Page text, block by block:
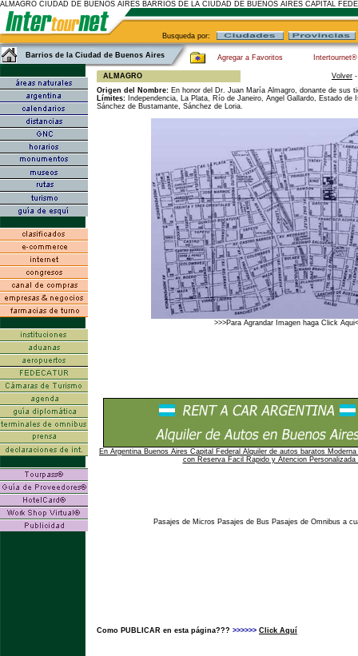
ALMAGRO CIUDAD DE BUENOS AIRES BARRIOS DE LA CIUDAD DE BUENOS AIRES CAPITAL
Busqueda por:
Barrios de la Ciudad de Buenos Aires Agregar a Favoritos
ALMAGRO Volver
Origen del Nombre: En honor del Dr. Juan María Almagro, donante de sus
Límites: Independencia, La Plata, Río de Janeiro, Angel Gallardo, Estado
Sánchez de Bustamante, Sánchez de Loria.
>>>Para Agrandar Imagen haga Click
En Argentina Buenos Aires Capital Federal Alquiler de autos baratos
con Reserva Facil Rapido y Atencion Personalizada
Pasajes de Micros Pasajes de Bus Pasajes de Omnibus a
Como PUBLICAR en esta página??? >>>>>> Click Aquí